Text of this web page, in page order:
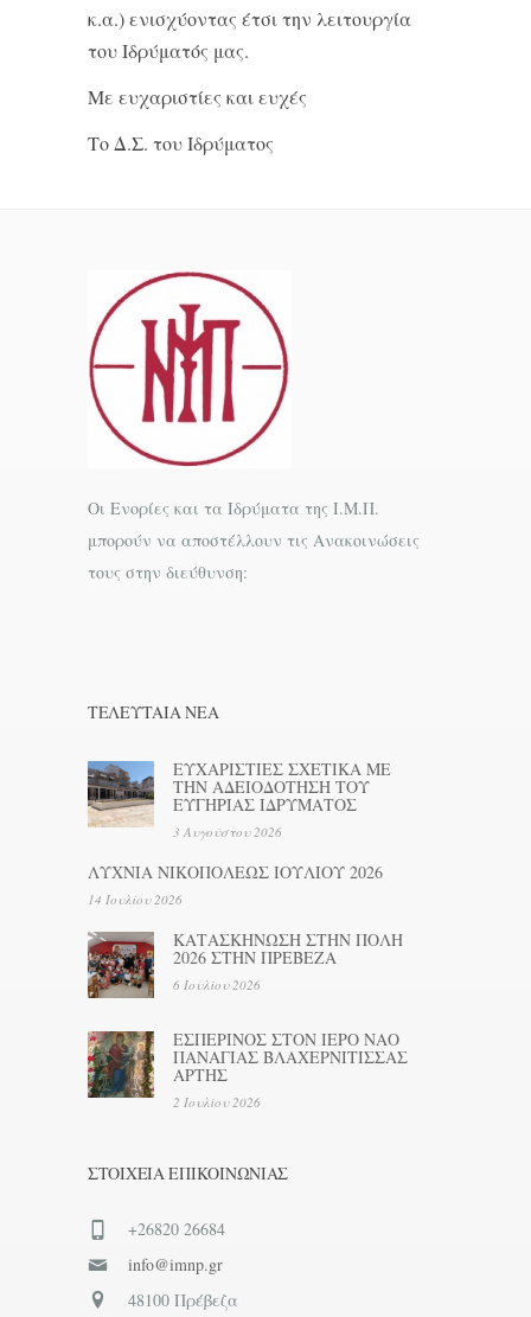
κ.α.) ενισχύοντας έτσι την λειτουργία
του Ιδρύματός μας.
Με ευχαριστίες και ευχές
Το Δ.Σ. του Ιδρύματος
Οι Ενορίες και τα Ιδρύματα της Ι.Μ.Π.
μπορούν να αποστέλλουν τις Ανακοινώσεις
τους στην διεύθυνση:
ΤΕΛΕΥΤΑΊΑ ΝΕΑ
ΕΥΧΑΡΙΣΤΙΕΣ ΣΧΕΤΙΚΑ ΜΕ
ΤΗΝ ΑΔΕΙΟΔΟΤΗΣΗ ΤΟΥ
ΕΥΓΗΡΙΑΣ ΙΔΡΥΜΑΤΟΣ
3 Αυγούστου 2026
ΛΥΧΝΙΑ ΝΙΚΟΠΟΛΕΩΣ ΙΟΥΛΙΟΥ 2026
14 Ιουλίου 2026
ΚΑΤΑΣΚΗΝΩΣΗ ΣΤΗΝ ΠΟΛΗ
2026 ΣΤΗΝ ΠΡΕΒΕΖΑ
6 Ιουλίου 2026
ΕΣΠΕΡΙΝΟΣ ΣΤΟΝ ΙΕΡΟ ΝΑΟ
ΠΑΝΑΓΙΑΣ ΒΛΑΧΕΡΝΙΤΙΣΣΑΣ
ΑΡΤΗΣ
2 Ιουλίου 2026
ΣΤΟΙΧΕΊΑ ΕΠΙΚΟΙΝΩΝΊΑΣ
+26820 26684
info@imnp.gr
48100 Πρέβεζα